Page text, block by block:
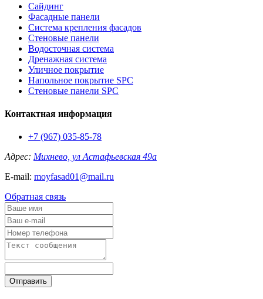
Сайдинг
Фасадные панели
Система крепления фасадов
Стеновые панели
Водосточная система
Дренажная система
Уличное покрытие
Напольное покрытие SPC
Стеновые панели SPC
Контактная информация
+7 (967) 035-85-78
Адрес: Михнево, ул Астафьевская 49а
E-mail: moyfasad01@mail.ru
Обратная связь
Отправить